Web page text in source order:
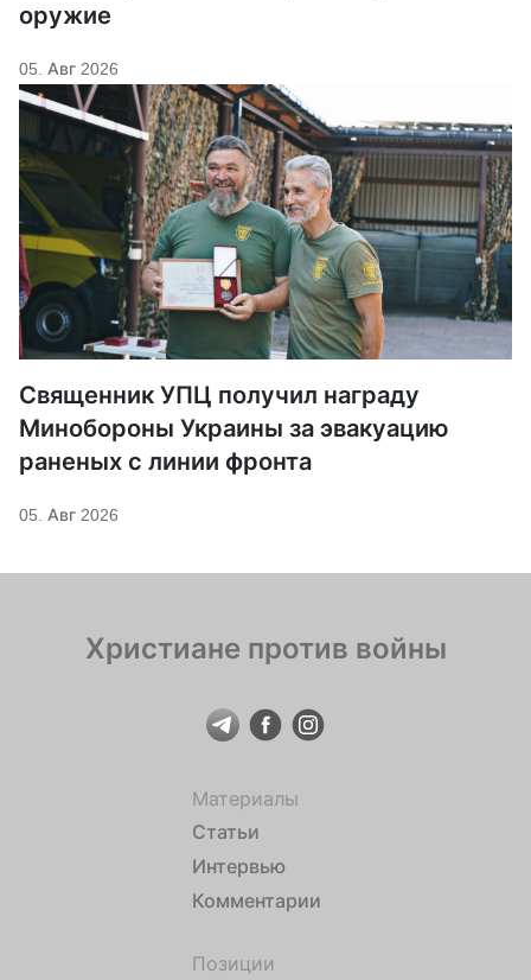
оружие
05. Авг 2026
Священник УПЦ получил награду
Минобороны Украины за эвакуацию
раненых с линии фронта
05. Авг 2026
Христиане против войны
Материалы
Статьи
Интервью
Комментарии
Позиции